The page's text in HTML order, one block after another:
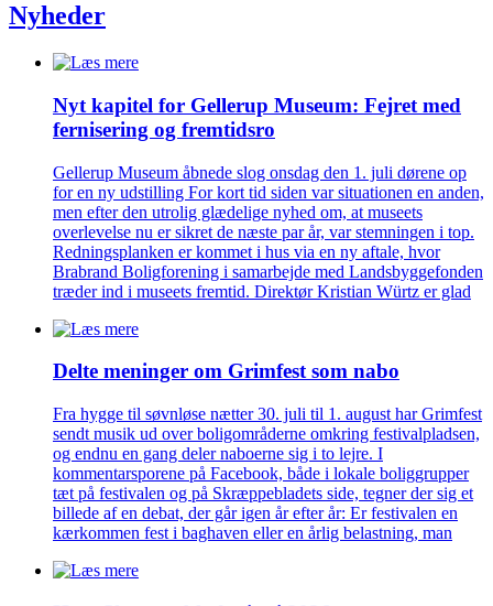
Nyheder
Nyt kapitel for Gellerup Museum: Fejret med
fernisering og fremtidsro
Gellerup Museum åbnede slog onsdag den 1. juli dørene op
for en ny udstilling For kort tid siden var situationen en anden,
men efter den utrolig glædelige nyhed om, at museets
overlevelse nu er sikret de næste par år, var stemningen i top.
Redningsplanken er kommet i hus via en ny aftale, hvor
Brabrand Boligforening i samarbejde med Landsbyggefonden
træder ind i museets fremtid. Direktør Kristian Würtz er glad
Delte meninger om Grimfest som nabo
Fra hygge til søvnløse nætter 30. juli til 1. august har Grimfest
sendt musik ud over boligområderne omkring festivalpladsen,
og endnu en gang deler naboerne sig i to lejre. I
kommentarsporene på Facebook, både i lokale boliggrupper
tæt på festivalen og på Skræppebladets side, tegner der sig et
billede af en debat, der går igen år efter år: Er festivalen en
kærkommen fest i baghaven eller en årlig belastning, man